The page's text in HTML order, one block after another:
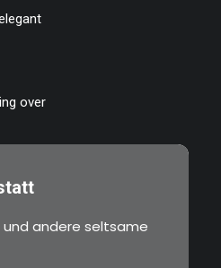
over
und andere seltsame